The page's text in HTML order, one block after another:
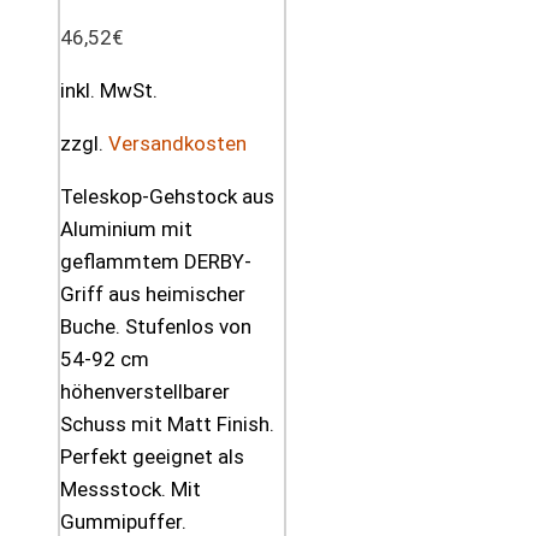
46,52€
inkl. MwSt.
zzgl. Versandkosten
Teleskop-Gehstock aus
Aluminium mit
geflammtem DERBY-
Griff aus heimischer
Buche. Stufenlos von
54-92 cm
höhenverstellbarer
Schuss mit Matt Finish.
Perfekt geeignet als
Messstock. Mit
Gummipuffer.